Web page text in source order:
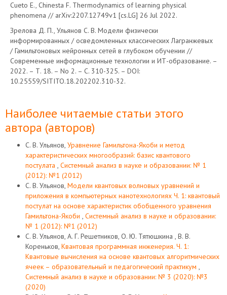
Cueto E., Chinesta F. Thermodynamics of learning physical
phenomena // arXiv:2207.12749v1 [cs.LG] 26 Jul 2022.
Зрелова Д. П., Ульянов С. В. Модели физически
информированных / осведомленных классических Лагранжевых
/ Гамильтоновых нейронных сетей в глубоком обучении //
Современные информационные технологии и ИТ-образование. –
2022. – Т. 18. – No 2. – С. 310-325. – DOI:
10.25559/SITITO.18.202202.310-32.
Наиболее читаемые статьи этого
автора (авторов)
С. В. Ульянов, Уравнение Гамильтона-Якоби и метод
характеристических многообразий: базис квантового
постулата , Системный анализ в науке и образовании: № 1
(2012): №1 (2012)
С. В. Ульянов, Модели квантовых волновых уравнений и
приложения в компьютерных нанотехнологиях Ч. 1: квантовый
постулат на основе характеристик обобщенного уравнения
Гамильтона-Якоби , Системный анализ в науке и образовании:
№ 1 (2012): №1 (2012)
С. В. Ульянов, А. Г. Решетников, О. Ю. Тятюшкина , В. В.
Кореньков, Квантовая программная инженерия. Ч. 1:
Квантовые вычисления на основе квантовых алгоритмических
ячеек – образовательный и педагогический практикум ,
Системный анализ в науке и образовании: № 3 (2020): №3
(2020)